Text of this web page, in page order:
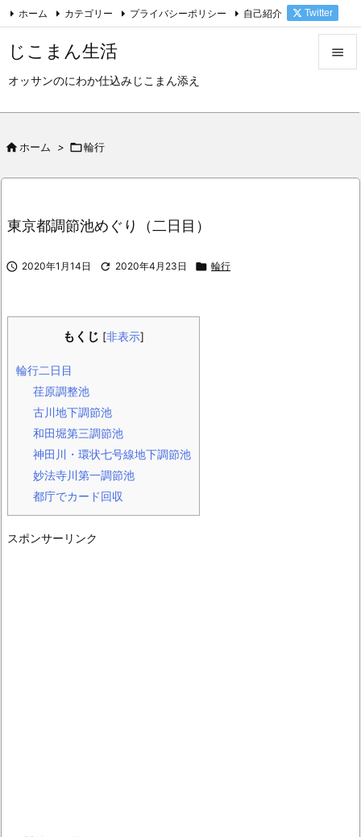
じこまん生活
オッサンのにわか仕込みじこまん添え

ホーム カテゴリー プライバシーポリシー 自己紹介 Twitter
Feedly
 ホーム > 輪行
東京都調節池めぐり（二日目）
 2020年1月14日  2020年4月23日  輪行
もくじ [非表示]
輪行二日目
荏原調整池
古川地下調節池
和田堀第三調節池
神田川・環状七号線地下調節池
妙法寺川第一調節池
都庁でカード回収
スポンサーリンク